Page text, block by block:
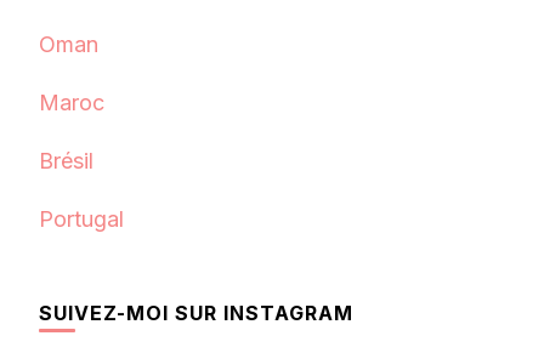
Oman
Maroc
Brésil
Portugal
SUIVEZ-MOI SUR INSTAGRAM